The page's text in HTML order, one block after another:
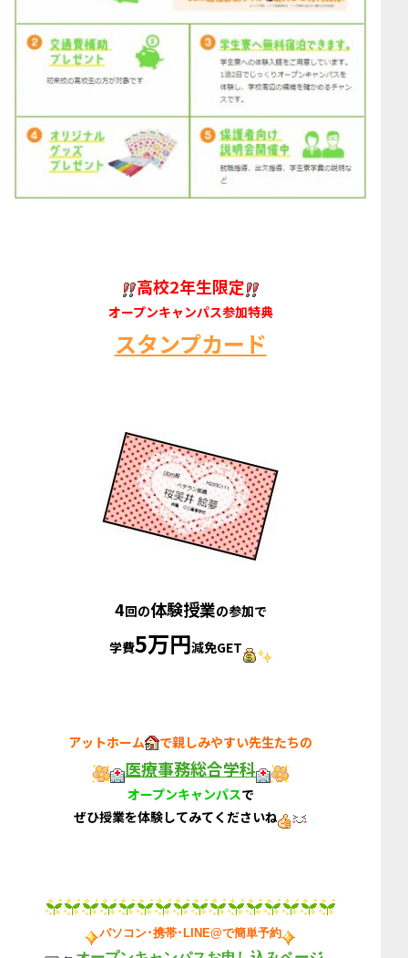
高校2年生限定
オープンキャンパス参加特典
スタンプカード
4回の体験授業の参加で
学費5万円減免GET
アットホーム で親しみやすい先生たちの
医療事務総合学科
オープンキャンパスで
ぜひ授業を体験してみてくださいね
パソコン･携帯･LINE@で簡単予約